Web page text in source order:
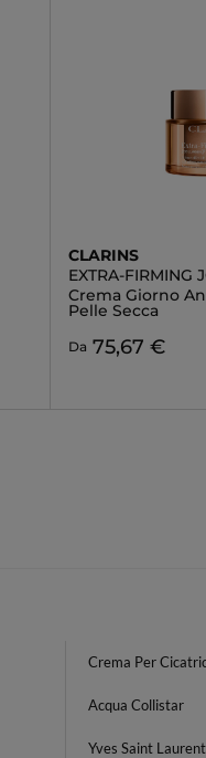
CLARINS
EXTRA-FIRMING
Crema Giorno
Pelle Secca
Da 75,67 €
Crema Per
Acqua Collistar
Yves Saint